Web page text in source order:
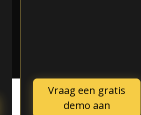
Vraag een gratis
demo aan